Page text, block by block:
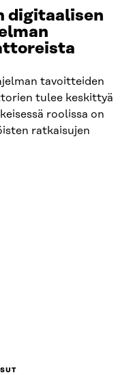
digitaalisen
tavoitteiden
tulee keskittyä
roolissa on
ratkaisujen